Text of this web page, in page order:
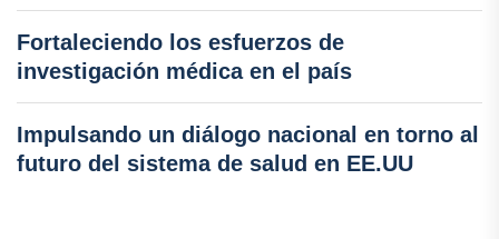
Fortaleciendo los esfuerzos de
investigación médica en el país
Impulsando un diálogo nacional en torno al
futuro del sistema de salud en EE.UU